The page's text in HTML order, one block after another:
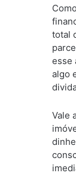
total
esse
algo
Vale